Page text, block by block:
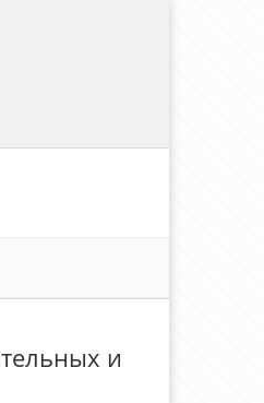
и